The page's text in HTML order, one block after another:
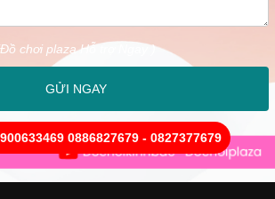
chơi plaza Hỗ trợ Ngay )
GỬI NGAY
0886827679 - 0827377679